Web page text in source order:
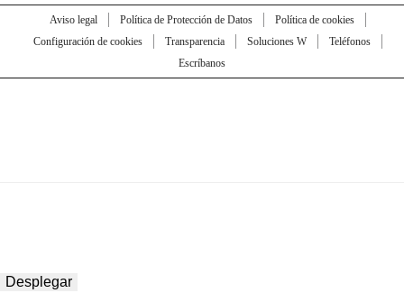
Aviso legal Política de Protección de Datos
Política de cookies
Configuración de cookies
Transparencia Soluciones W
Teléfonos
Escríbanos
Desplegar